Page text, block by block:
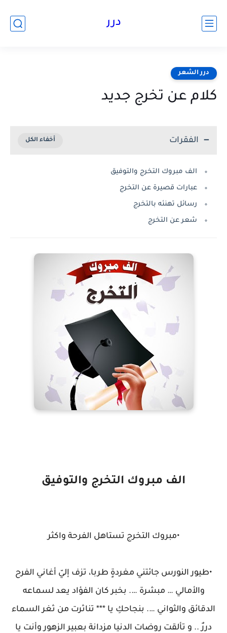
درر
درر الشعر
كلام عن تخرج جديد
الفقرات
الف مبروك التخرج والتوفيق
عبارات قصيرة عن التخرج
رسائل تهنئه بالتخرج
شعر عن التخرج
الف مبروك التخرج والتوفيق
•مبروك التخرج تستاهل الفرحة واكثر
•طيور النورس جائتني مغردةٍ طربا، تزف إليّ أغاني الفرح
والأمالي … مبشرة …. بخبر كان الفؤاد يعد لسماعه
الدقائق والثواني …. بنجاحكِ يا *** تناثرت من ثغر السماء
دررٌ .. و تألقت روضات الدنيا مزدانة بعبير الزهور وأنت يا